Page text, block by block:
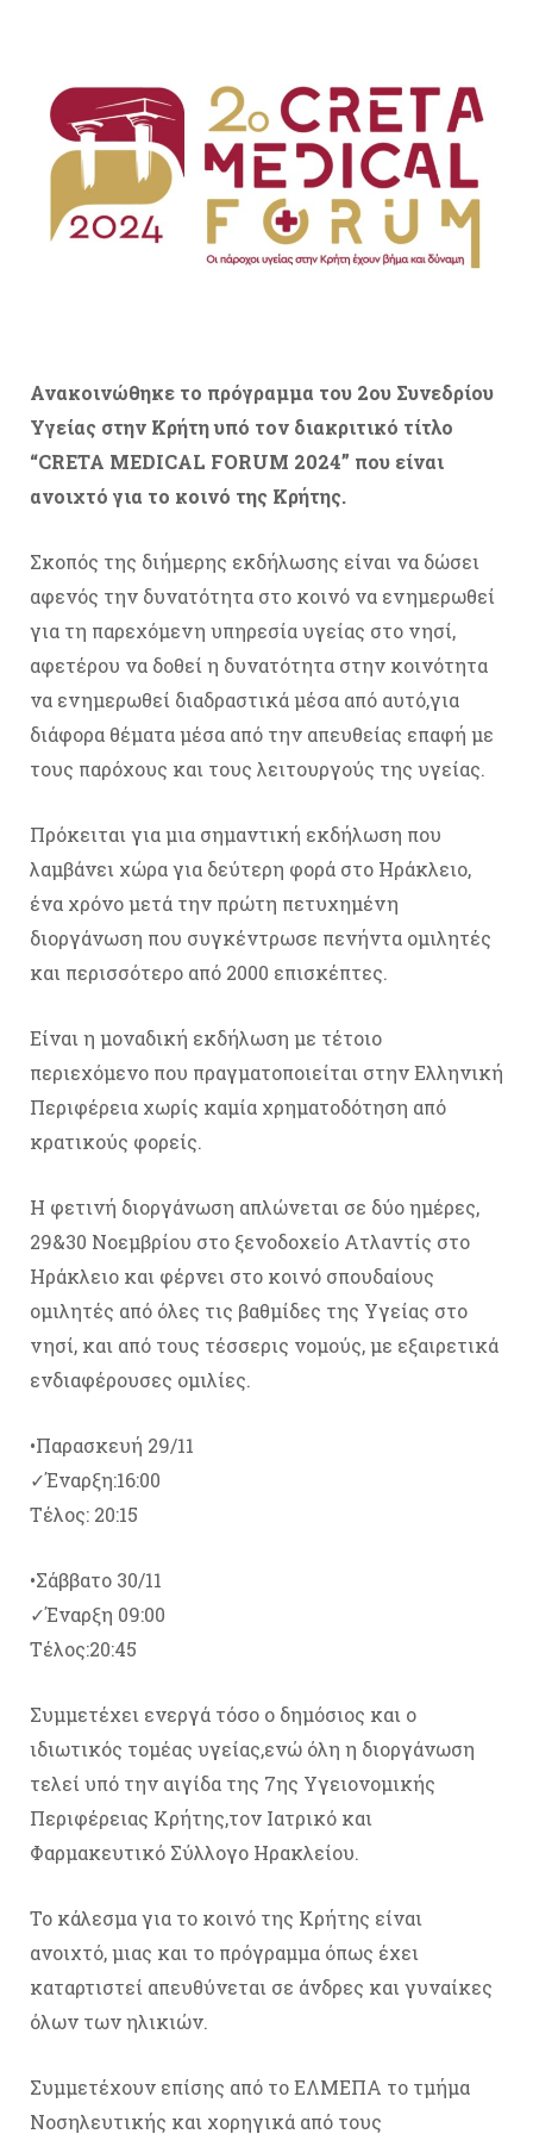
Ανακοινώθηκε το πρόγραμμα του 2ου Συνεδρίου
Υγείας στην Κρήτη υπό τον διακριτικό τίτλο
“CRETA MEDICAL FORUM 2024” που είναι
ανοιχτό για το κοινό της Κρήτης.
Σκοπός της διήμερης εκδήλωσης είναι να δώσει
αφενός την δυνατότητα στο κοινό να ενημερωθεί
για τη παρεχόμενη υπηρεσία υγείας στο νησί,
αφετέρου να δοθεί η δυνατότητα στην κοινότητα
να ενημερωθεί διαδραστικά μέσα από αυτό,για
διάφορα θέματα μέσα από την απευθείας επαφή με
τους παρόχους και τους λειτουργούς της υγείας.
Πρόκειται για μια σημαντική εκδήλωση που
λαμβάνει χώρα για δεύτερη φορά στο Ηράκλειο,
ένα χρόνο μετά την πρώτη πετυχημένη
διοργάνωση που συγκέντρωσε πενήντα ομιλητές
και περισσότερο από 2000 επισκέπτες.
Είναι η μοναδική εκδήλωση με τέτοιο
περιεχόμενο που πραγματοποιείται στην Ελληνική
Περιφέρεια χωρίς καμία χρηματοδότηση από
κρατικούς φορείς.
Η φετινή διοργάνωση απλώνεται σε δύο ημέρες,
29&30 Νοεμβρίου στο ξενοδοχείο Ατλαντίς στο
Ηράκλειο και φέρνει στο κοινό σπουδαίους
ομιλητές από όλες τις βαθμίδες της Υγείας στο
νησί, και από τους τέσσερις νομούς, με εξαιρετικά
ενδιαφέρουσες ομιλίες.
•Παρασκευή 29/11
✓Έναρξη:16:00
Τέλος: 20:15
•Σάββατο 30/11
✓Έναρξη 09:00
Τέλος:20:45
Συμμετέχει ενεργά τόσο ο δημόσιος και ο
ιδιωτικός τομέας υγείας,ενώ όλη η διοργάνωση
τελεί υπό την αιγίδα της 7ης Υγειονομικής
Περιφέρειας Κρήτης,τον Ιατρικό και
Φαρμακευτικό Σύλλογο Ηρακλείου.
Το κάλεσμα για το κοινό της Κρήτης είναι
ανοιχτό, μιας και το πρόγραμμα όπως έχει
καταρτιστεί απευθύνεται σε άνδρες και γυναίκες
όλων των ηλικιών.
Συμμετέχουν επίσης από το ΕΛΜΕΠΑ το τμήμα
Νοσηλευτικής και χορηγικά από τους